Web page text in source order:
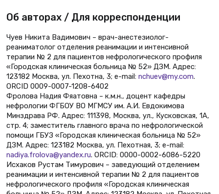
Об авторах / Для корреспонденции
Чуев Никита Вадимович – врач-анестезиолог-
реаниматолог отделения реанимации и интенсивной
терапии № 2 для пациентов нефрологического профиля
«Городская клиническая больница № 52» ДЗМ. Адрес:
123182 Москва, ул. Пехотна, 3; e-mail: nchuev@my.com.
ORCID 0009-0007-1208-6402
Фролова Надия Фяатовна – к.м.н., доцент кафедры
нефрологии ФГБОУ ВО МГМСУ им. А.И. Евдокимова
Минздрава РФ. Адрес: 111398, Москва, ул., Кусковская, 1А,
стр. 4; заместитель главного врача по нефрологической
помощи ГБУЗ «Городская клиническая больница № 52»
ДЗМ. Адрес: 123182 Москва, ул. Пехотная, 3; e-mail:
nadiya.frolova@yandex.ru. ORCID: 0000-0002-6086-5220
Исхаков Рустам Тимурович – заведующий отделением
реанимации и интенсивной терапии № 2 для пациентов
нефрологического профиля «Городская клиническая